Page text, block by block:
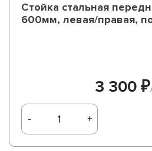
Стойка стальная
600мм, левая/правая,
3 300 ₽
- +